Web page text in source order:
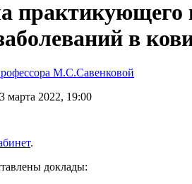
практикующего
в
М.С.Савенковой
марта 2022, 19:00
.
доклады: